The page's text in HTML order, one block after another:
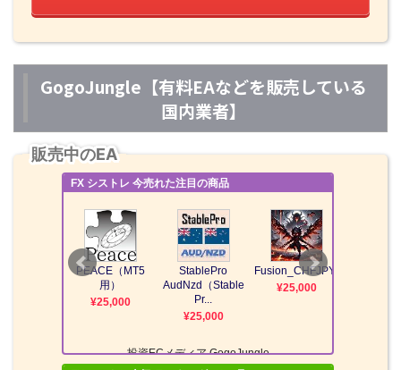
GogoJungle【有料EAなどを販売している
国内業者】
販売中のEA